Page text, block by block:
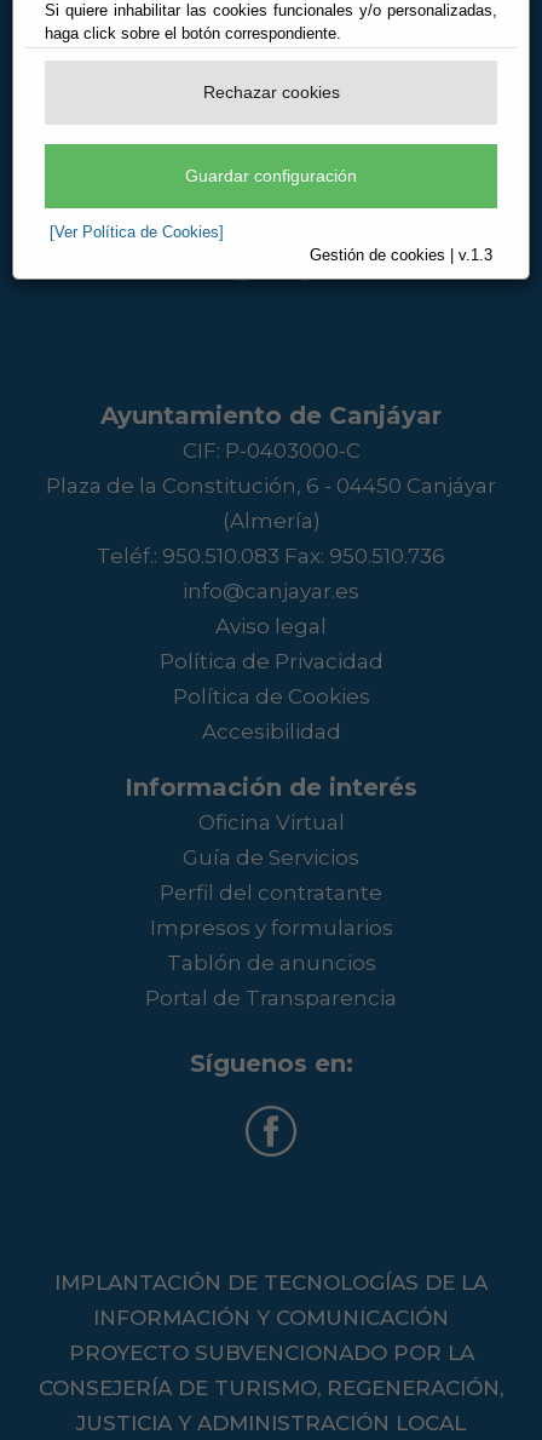
Si quiere inhabilitar las cookies funcionales y/o personalizadas,
haga click sobre el botón correspondiente.
Rechazar cookies
Guardar configuración
[Ver Política de Cookies]
Gestión de cookies | v.1.3
Ayuntamiento de Canjáyar
CIF: P-0403000-C
Plaza de la Constitución, 6 - 04450 Canjáyar
(Almería)
Teléf.: 950.510.083 Fax: 950.510.736
info@canjayar.es
Aviso legal
Política de Privacidad
Política de Cookies
Accesibilidad
Información de interés
Oficina Virtual
Guía de Servicios
Perfil del contratante
Impresos y formularios
Tablón de anuncios
Portal de Transparencia
Síguenos en:
IMPLANTACIÓN DE TECNOLOGÍAS DE LA
INFORMACIÓN Y COMUNICACIÓN
PROYECTO SUBVENCIONADO POR LA
CONSEJERÍA DE TURISMO, REGENERACIÓN,
JUSTICIA Y ADMINISTRACIÓN LOCAL